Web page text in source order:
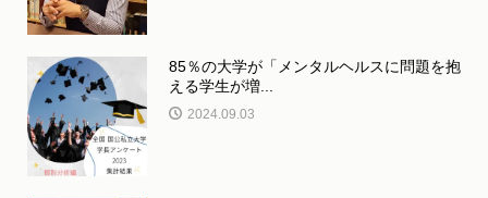
85％の大学が「メンタルヘルスに問題を抱
える学生が増...
2024.09.03